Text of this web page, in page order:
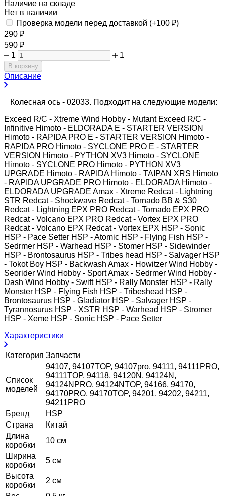
Наличие на складе
Нет в наличии
Проверка модели перед доставкой (+100 ₽)
290 ₽
590 ₽
1
1
В корзину
Описание
Колесная ось - 02033. Подходит на следующие модели:
Exceed R/C - Xtreme Wind Hobby - Mutant Exceed R/C -
Infinitive Himoto - ELDORADA E - STARTER VERSION
Himoto - RAPIDA PRO E - STARTER VERSION Himoto -
RAPIDA PRO Himoto - SYCLONE PRO E - STARTER
VERSION Himoto - PYTHON XV3 Himoto - SYCLONE
Himoto - SYCLONE PRO Himoto - PYTHON XV3
UPGRADE Himoto - RAPIDA Himoto - TAIPAN XRS Himoto
- RAPIDA UPGRADE PRO Himoto - ELDORADA Himoto -
ELDORADA UPGRADE Amax - Xtreme Redcat - Lightning
STR Redcat - Shockwave Redcat - Tornado BB & S30
Redcat - Lightning EPX PRO Redcat - Tornado EPX PRO
Redcat - Volcano EPX PRO Redcat - Vortex EPX PRO
Redcat - Volcano EPX Redcat - Vortex EPX HSP - Sonic
HSP - Pace Setter HSP - Atomic HSP - Flying Fish HSP -
Sedrmer HSP - Warhead HSP - Stomer HSP - Sidewinder
HSP - Brontosaurus HSP - Tribes head HSP - Salvager HSP
- Tokot Boy HSP - Backwash Amax - Howitzer Wind Hobby -
Seorider Wind Hobby - Sport Amax - Sedrmer Wind Hobby -
Dash Wind Hobby - Swift HSP - Rally Monster HSP - Rally
Monster HSP - Flying Fish HSP - Tribeshead HSP -
Brontosaurus HSP - Gladiator HSP - Salvager HSP -
Tyrannosurus HSP - XSTR HSP - Warhead HSP - Stromer
HSP - Xeme HSP - Sonic HSP - Pace Setter
Характеристики
Категория Запчасти
Список
моделей
94107, 94107TOP, 94107pro, 94111, 94111PRO,
94111TOP, 94118, 94120N, 94124N,
94124NPRO, 94124NTOP, 94166, 94170,
94170PRO, 94170TOP, 94201, 94202, 94211,
94211PRO
Бренд
HSP
Страна
Китай
Длина
коробки
10 см
Ширина
коробки
5 см
Высота
коробки
2 см